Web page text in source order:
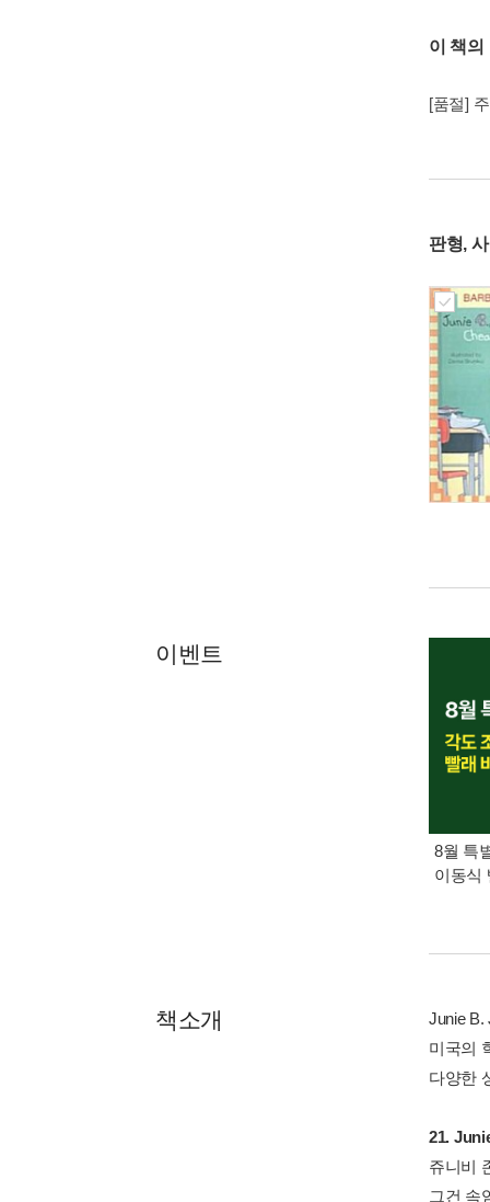
이 책의
[품절]
판형,
이벤트
8월 특
이동식
책소개
Junie
미국의
다양한
21.
쥬니비
그건 속